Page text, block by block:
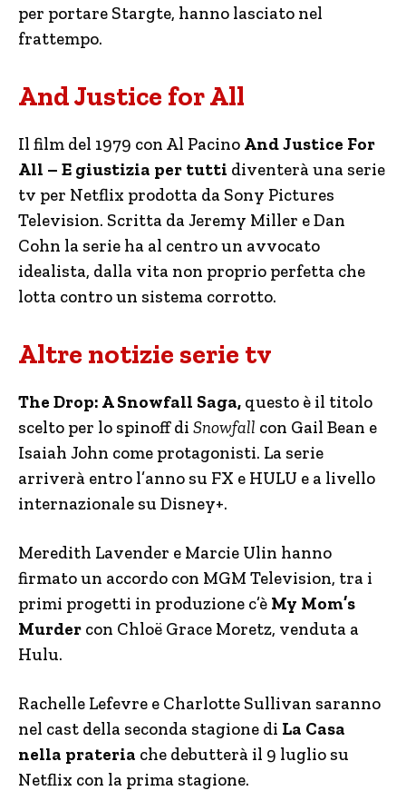
per portare Stargte, hanno lasciato nel
frattempo.
And Justice for All
Il film del 1979 con Al Pacino And Justice For
All – E giustizia per tutti diventerà una serie
tv per Netflix prodotta da Sony Pictures
Television. Scritta da Jeremy Miller e Dan
Cohn la serie ha al centro un avvocato
idealista, dalla vita non proprio perfetta che
lotta contro un sistema corrotto.
Altre notizie serie tv
The Drop: A Snowfall Saga, questo è il titolo
scelto per lo spinoff di Snowfall con Gail Bean e
Isaiah John come protagonisti. La serie
arriverà entro l’anno su FX e HULU e a livello
internazionale su Disney+.
Meredith Lavender e Marcie Ulin hanno
firmato un accordo con MGM Television, tra i
primi progetti in produzione c’è My Mom’s
Murder con Chloë Grace Moretz, venduta a
Hulu.
Rachelle Lefevre e Charlotte Sullivan saranno
nel cast della seconda stagione di La Casa
nella prateria che debutterà il 9 luglio su
Netflix con la prima stagione.